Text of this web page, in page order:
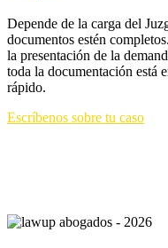
Depende de la carga del
documentos estén
la presentación de la
toda la documentación está
rápido.
Escríbenos sobre tu caso